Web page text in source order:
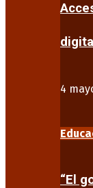
4
“El